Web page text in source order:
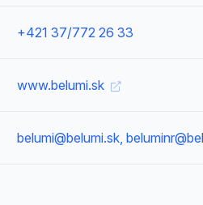
+421 37/772 26 33
www.belumi.sk
belumi@belumi.sk,